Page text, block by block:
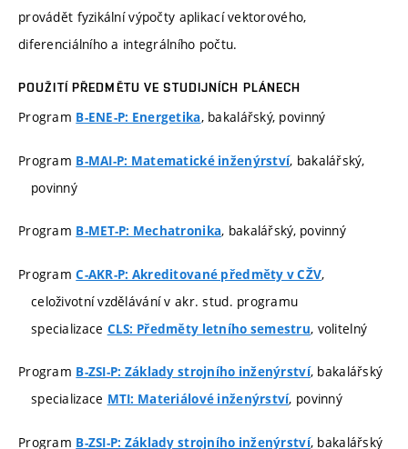
provádět fyzikální výpočty aplikací vektorového,
diferenciálního a integrálního počtu.
POUŽITÍ PŘEDMĚTU VE STUDIJNÍCH PLÁNECH
Program B-ENE-P: Energetika, bakalářský, povinný
Program B-MAI-P: Matematické inženýrství, bakalářský,
povinný
Program B-MET-P: Mechatronika, bakalářský, povinný
ProgramC-AKR-P: Akreditované předměty v CŽV,
celoživotní vzdělávání v akr. stud. programu
specializace CLS: Předměty letního semestru, volitelný
Program B-ZSI-P: Základy strojního inženýrství, bakalářský
specializace MTI: Materiálové inženýrství, povinný
Program B-ZSI-P: Základy strojního inženýrství, bakalářský